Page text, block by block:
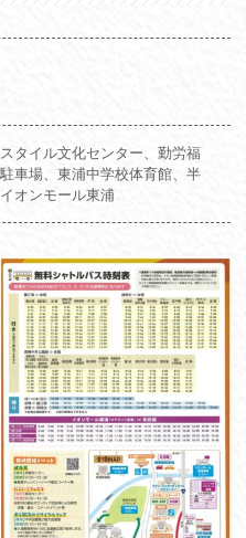
タイル文化センター、勤労福
車場、東浦中学校体育館、半
オンモール東浦